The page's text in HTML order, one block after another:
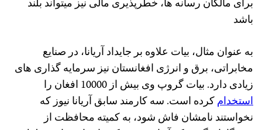
برای مالکان رسانه ها، خطرپذیری مالی نیز میتواند بلند
باشد
به عنوان مثال، بیات علاوه بر جایداد آریانا، در صنایع
مخابراتی، برق و انرژی افغانستان نیز سرمایه گذاری های
زیادی دارد. بیات گروپ وی بیش از 10000 افغان را
استخدامکرده است. سه کارمند سابق آریانا نیوز که
نخواستند نامشان فاش شود، به کمیته محافظت از